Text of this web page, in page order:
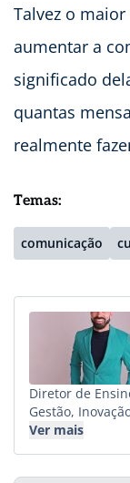
Talvez o
aumentar a
significado
quantas
realmente
Temas:
comunicação
Diretor de
Gestão,
Comunicólogo,
Ver mais